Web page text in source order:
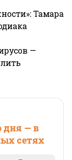
Тамара
—
дня — в
сетях